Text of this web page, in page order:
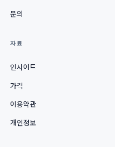
문의
자료
인사이트
가격
이용약관
개인정보